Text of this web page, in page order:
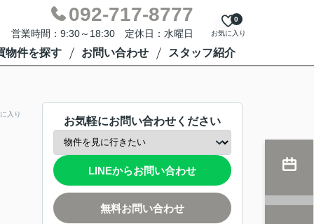
092-717-8777
営業時間：9:30～18:30 定休日：水曜日 お気に入り
0
物件を探す お問い合わせ スタッフ紹介
入り
お気軽にお問い合わせください
LINEからお問い合わせ
無料お問い合わせ